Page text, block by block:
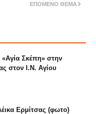
ΕΠΌΜΕΝΟ ΘΈΜΑ
Σκέπη» στην
στον Ι.Ν. Αγίου
Ερμίτσας (φωτο)